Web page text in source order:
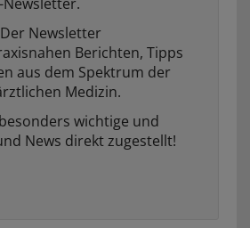
Newsletter
Berichten, Tipps
aus dem Spektrum der
Medizin.
wichtige und
News direkt zugestellt!